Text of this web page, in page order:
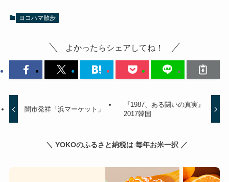
ヨコハマ散歩
よかったらシェアしてね！
闇市発祥「浜マーケット」
『1987、ある闘いの真実』
2017韓国
＼ YOKOのふるさと納税は 毎年お米一択 ／